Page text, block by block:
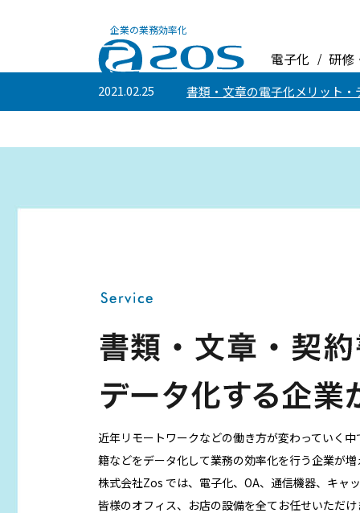
企業の業務効率化
株式会社ZOS
電子化 研修
2021.02.25 書類・文章の電子化メリット
近年リモートワークなどの働き方が変わっていく
籍などをデータ化して業務の効率化を行う企業が増
株式会社Zos では、電子化、OA、通信機器、キャ
皆様のオフィス、お店の設備を全てお任せいただけ